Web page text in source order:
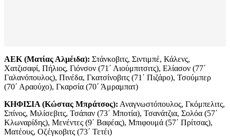
ΑΕΚ (Ματίας Αλμέιδα): Στάνκοβιτς, Σιντιμπέ, Κάλενς,
Χατζισαφί, Πήλιος, Γιόνσον (71΄ Λιούμπιτσιτς), Ελίασον (77΄
Γαλανόπουλος), Πινέδα, Γκατσίνοβιτς (71΄ Πιζάρο), Τσούμπερ
(70΄ Αραούχο), Γκαρσία (70΄ Άμραμπατ)
ΚΗΦΙΣΙΑ (Κώστας Μπράτσος): Αναγνωστόπουλος, Γκόμπελιτς,
Σπίνος, Μιλίσεβιτς, Τσάπαν (73΄ Μποτία), Τσανάτζια, Σολόα (57΄
Κλωναρίδης), Μενέντες (9΄ Βαφέας), Μπιφουμά (57΄ Πρίτσας),
Ματέους, Οζέγκοβιτς (73΄ Τετέι)